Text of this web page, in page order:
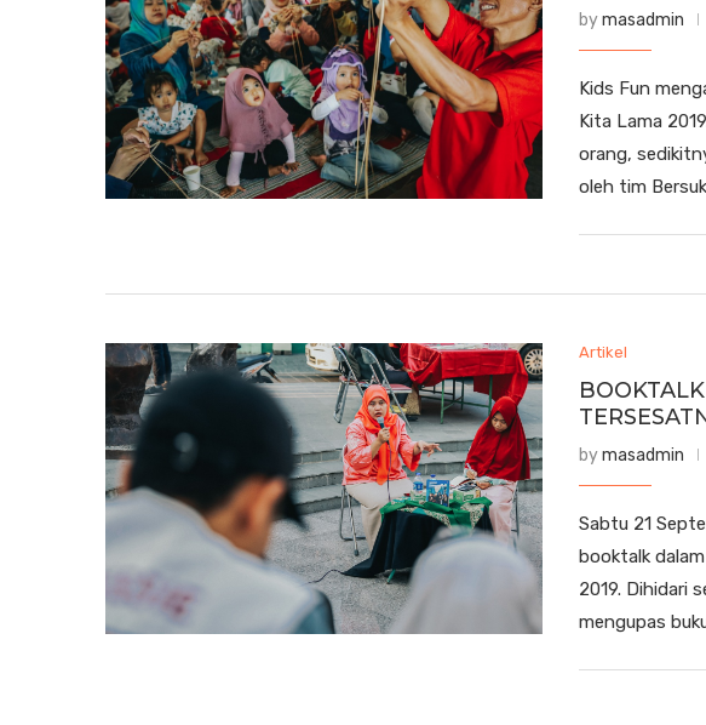
bymasadmin
Kids Fun
Kita Lama
orang,
oleh tim
Artikel
bymasadmin
Sabtu 21
booktalk
2019. Dihidari
mengupas